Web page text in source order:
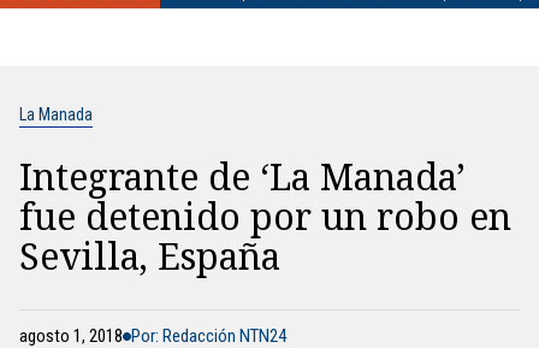
La Manada
Integrante de ‘La Manada’
fue detenido por un robo en
Sevilla, España
agosto 1, 2018 Por: Redacción NTN24